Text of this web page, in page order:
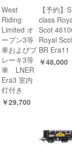
West
Riding
Limited オ
ープン3等
車およびブ
レーキ3等
車 LNER
Era3 室内
灯付き
￥29,700
【予約】
class
Scot
Royal
BR Era11
￥48,000